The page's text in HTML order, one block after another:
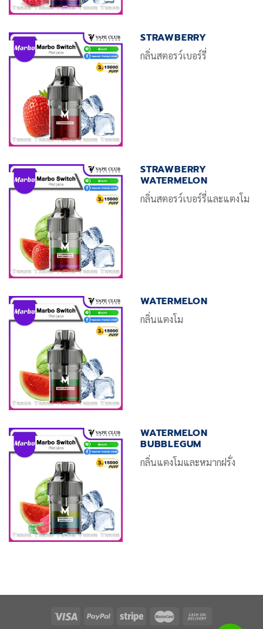
STRAWBERRY
กลิ่นสตอรว์เบอร์รี่
STRAWBERRY
WATERMELON
กลิ่นสตอรว์เบอร์รี่และแตงโม
WATERMELON
กลิ่นแตงโม
WATERMELON
BUBBLEGUM
กลิ่นแตงโมและหมากฝรั่ง